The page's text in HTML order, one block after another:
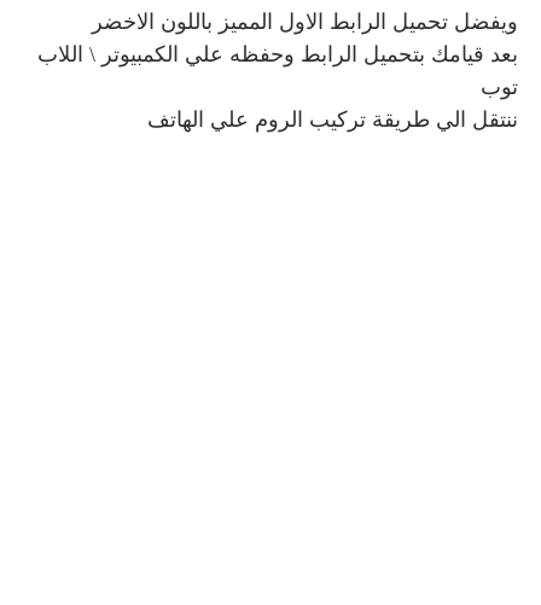
ويفضل تحميل الرابط الاول المميز باللون الاخضر
بعد قيامك بتحميل الرابط وحفظه علي الكمبيوتر \ اللاب
توب
ننتقل الي طريقة تركيب الروم علي الهاتف